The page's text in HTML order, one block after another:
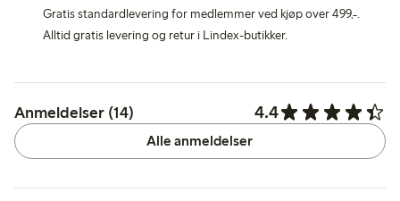
Gratis standardlevering for medlemmer ved kjøp over 499,-.
Alltid gratis levering og retur i Lindex-butikker.
Anmeldelser (14) 4.4
Alle anmeldelser